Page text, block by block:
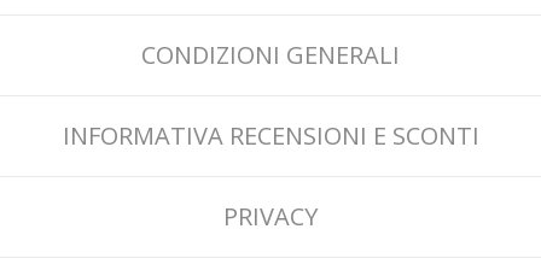
CONDIZIONI GENERALI
INFORMATIVA RECENSIONI E SCONTI
PRIVACY